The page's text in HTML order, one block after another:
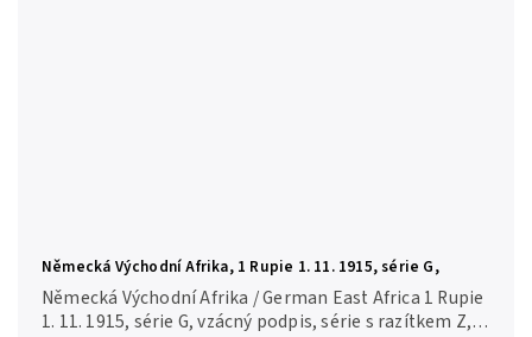
Německá Východní Afrika, 1 Rupie 1. 11. 1915, série G,
vzácný podpis, R.918d
Německá Východní Afrika / German East Africa 1 Rupie
1. 11. 1915, série G, vzácný podpis, série s razítkem Z,